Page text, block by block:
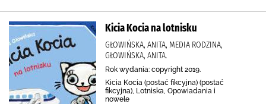
Kicia Kocia na lotnisku
GŁOWIŃSKA, ANITA, MEDIA RODZINA,
GŁOWIŃSKA, ANITA.
Rok wydania: copyright 2019.
Kicia Kocia (postać fikcyjna) (postać
fikcyjna), Lotniska, Opowiadania i
nowele